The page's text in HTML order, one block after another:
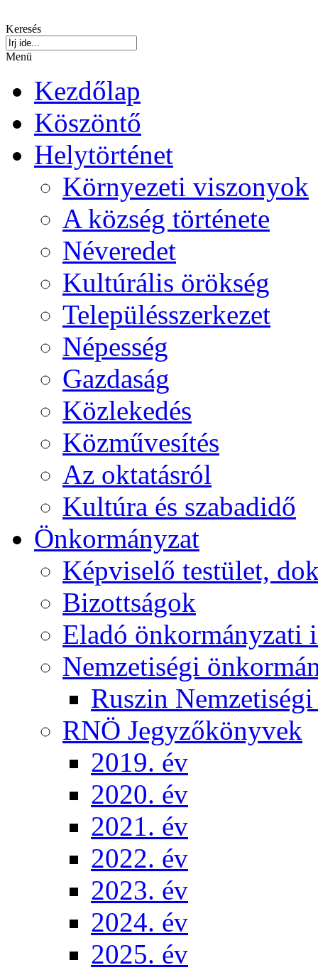
Keresés
Menü
Kezdőlap
Köszöntő
Helytörténet
Környezeti viszonyok
A község története
Néveredet
Kultúrális örökség
Településszerkezet
Népesség
Gazdaság
Közlekedés
Közművesítés
Az oktatásról
Kultúra és szabadidő
Önkormányzat
Képviselő testület,
Bizottságok
Eladó önkormányzati
Nemzetiségi
Ruszin
RNÖ Jegyzőkönyvek
2019. év
2020. év
2021. év
2022. év
2023. év
2024. év
2025. év